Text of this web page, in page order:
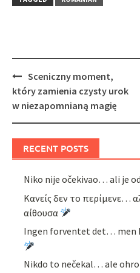
Post
navigation
Sceniczny moment,
który zamienia czysty urok
w niezapomnianą magię
RECENT POSTS
Niko nije očekivao… ali je
Κανείς δεν το περίμενε…
αίθουσα
Ingen forventet det… men
Nikdo to nečekal… ale